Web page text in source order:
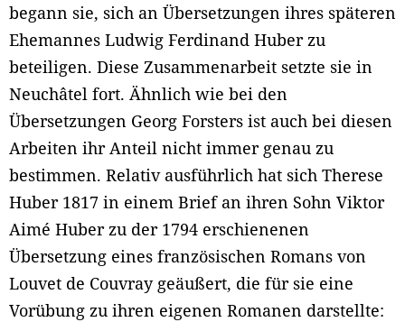
begann sie, sich an Übersetzungen ihres späteren
Ehemannes Ludwig Ferdinand Huber zu
beteiligen. Diese Zusammenarbeit setzte sie in
Neuchâtel fort. Ähnlich wie bei den
Übersetzungen Georg Forsters ist auch bei diesen
Arbeiten ihr Anteil nicht immer genau zu
bestimmen. Relativ ausführlich hat sich Therese
Huber 1817 in einem Brief an ihren Sohn Viktor
Aimé Huber zu der 1794 erschienenen
Übersetzung eines französischen Romans von
Louvet de Couvray geäußert, die für sie eine
Vorübung zu ihren eigenen Romanen darstellte: